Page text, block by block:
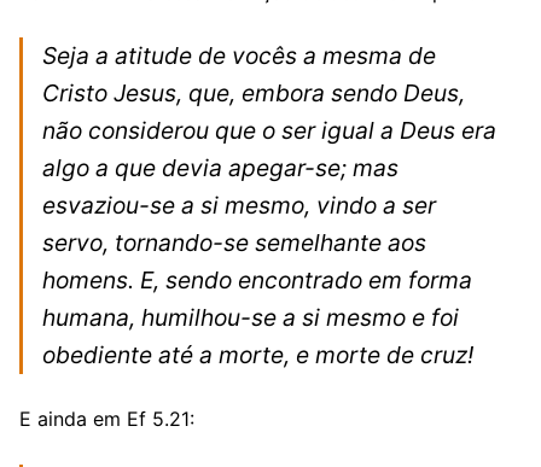
Seja a atitude de vocês a mesma de
Cristo Jesus, que, embora sendo Deus,
não considerou que o ser igual a Deus era
algo a que devia apegar-se; mas
esvaziou-se a si mesmo, vindo a ser
servo, tornando-se semelhante aos
homens. E, sendo encontrado em forma
humana, humilhou-se a si mesmo e foi
obediente até a morte, e morte de cruz!
E ainda em Ef 5.21: